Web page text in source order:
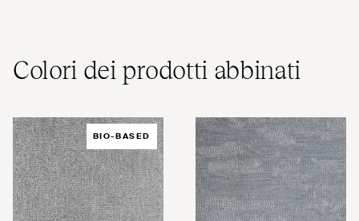
Colori dei prodotti abbinati
BIO-BASED